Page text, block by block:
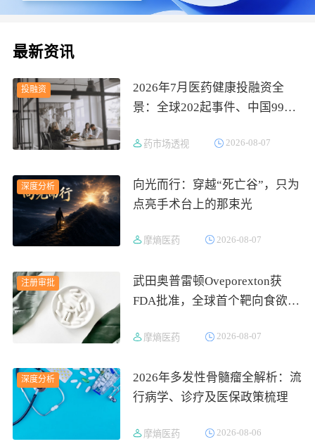
最新资讯
投融资
2026年7月医药健康投融资全
景：全球202起事件、中国99
吸金564亿
药市场透视 2026-08-07
深度分析
向光而行：穿越“死亡谷”，只为
点亮手术台上的那束光
摩熵医药 2026-08-07
注册审批
武田奥普雷顿Oveporexton获
FDA批准，全球首个靶向食欲素
上市摩熵医药 2026-08-07
深度分析
2026年多发性骨髓瘤全解析：流
行病学、诊疗及医保政策梳理
摩熵医药 2026-08-06